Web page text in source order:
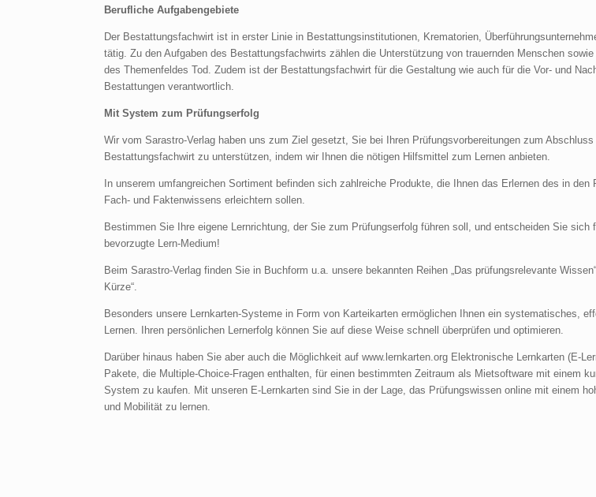
Berufliche Aufgabengebiete
Der Bestattungsfachwirt ist in erster Linie in Bestattungsinstitutionen, Krematorien,
tätig. Zu den Aufgaben des Bestattungsfachwirts zählen die Unterstützung von trauernden Menschen
des Themenfeldes Tod. Zudem ist der Bestattungsfachwirt für die Gestaltung wie auch für die Vor- und
Bestattungen verantwortlich.
Mit System zum Prüfungserfolg
Wir vom Sarastro-Verlag haben uns zum Ziel gesetzt, Sie bei Ihren Prüfungsvorbereitungen zum Abschluss
Bestattungsfachwirt zu unterstützen, indem wir Ihnen die nötigen Hilfsmittel zum Lernen anbieten.
In unserem umfangreichen Sortiment befinden sich zahlreiche Produkte, die Ihnen das Erlernen des in den
Fach- und Faktenwissens erleichtern sollen.
Bestimmen Sie Ihre eigene Lernrichtung, der Sie zum Prüfungserfolg führen soll, und entscheiden Sie sich
bevorzugte Lern-Medium!
Beim Sarastro-Verlag finden Sie in Buchform u.a. unsere bekannten Reihen „Das prüfungsrelevante
Kürze“.
Besonders unsere Lernkarten-Systeme in Form von Karteikarten ermöglichen Ihnen ein systematisches,
Lernen. Ihren persönlichen Lernerfolg können Sie auf diese Weise schnell überprüfen und optimieren.
Darüber hinaus haben Sie aber auch die Möglichkeit auf www.lernkarten.org Elektronische Lernkarten (E-
Pakete, die Multiple-Choice-Fragen enthalten, für einen bestimmten Zeitraum als Mietsoftware mit einem
System zu kaufen. Mit unseren E-Lernkarten sind Sie in der Lage, das Prüfungswissen online mit einem
und Mobilität zu lernen.